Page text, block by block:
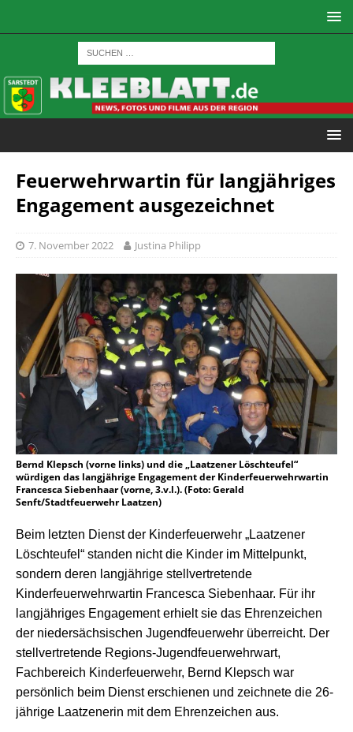
Feuerwehrwartin für langjähriges
Engagement ausgezeichnet
7. November 2022 Justina Philipp
Bernd Klepsch (vorne links) und die „Laatzener Löschteufel“
würdigen das langjährige Engagement der Kinderfeuerwehrwartin
Francesca Siebenhaar (vorne, 3.v.l.). (Foto: Gerald
Senft/Stadtfeuerwehr Laatzen)
Beim letzten Dienst der Kinderfeuerwehr „Laatzener
Löschteufel“ standen nicht die Kinder im Mittelpunkt,
sondern deren langjährige stellvertretende
Kinderfeuerwehrwartin Francesca Siebenhaar. Für ihr
langjähriges Engagement erhieltsie das Ehrenzeichen
der niedersächsischen Jugendfeuerwehr überreicht. Der
stellvertretende Regions-Jugendfeuerwehrwart,
Fachbereich Kinderfeuerwehr, Bernd Klepsch war
persönlich beim Dienst erschienen und zeichnete die 26-
jährige Laatzenerin mit dem Ehrenzeichen aus.